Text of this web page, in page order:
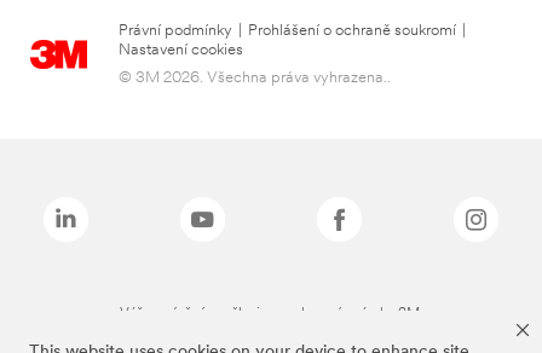
Právní podmínky Prohlášení o ochraně soukromí
Nastavení cookies
© 3M 2026. Všechna práva vyhrazena..
Výše zmíněné značky jsou ochranné známky 3M.